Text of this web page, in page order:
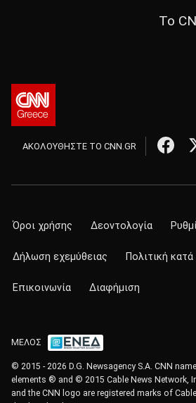
Το
ΑΚΟΛΟΥΘΗΣΤΕ ΤΟ CNN.GR
Όροι χρήσης Δεοντολογία
Δήλωση εχεμύθειας Πολιτική
Επικοινωνία Διαφήμιση
ΜΕΛΟΣ
© 2015 - 2026 D.G. Newsagency S.A. CNN
elements ® and © 2015 Cable News Network,
and the CNN logo are registered marks of